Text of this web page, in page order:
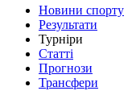
Новини спорту
Результати
Турніри
Статті
Прогнози
Трансфери